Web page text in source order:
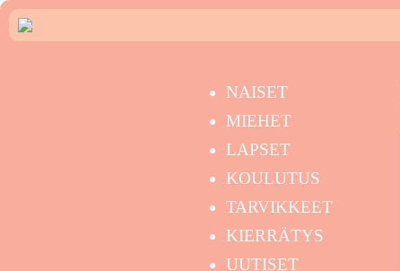
NAISET
MIEHET
LAPSET
KOULUTUS
TARVIKKEET
KIERRÄTYS
UUTISET